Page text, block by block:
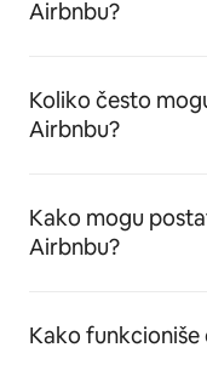
Airbnbu?
Koliko često
Airbnbu?
Kako mogu
Airbnbu?
Kako